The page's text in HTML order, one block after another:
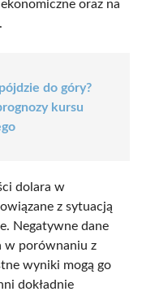
oraz na
.
do góry?
kursu
dolara w
z sytuacją
Negatywne dane
w porównaniu z
wyniki mogą go
dokładnie